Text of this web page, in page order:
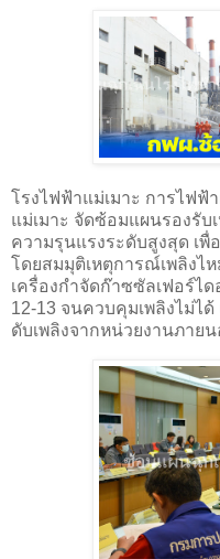
โรงไฟฟ้าแม่เมาะ การไฟฟ้
แม่เมาะ จัดซ้อมแผนรองรั
ความรุนแรงระดับสูงสุด เ
โดยสมมุติเหตุการณ์เพลิงไ
เครื่องกำจัดก๊าซซัลเฟอร์ไ
12-13 จนควบคุมเพลิงไม่ไ
ดับเพลิงจากหน่วยงานภาย